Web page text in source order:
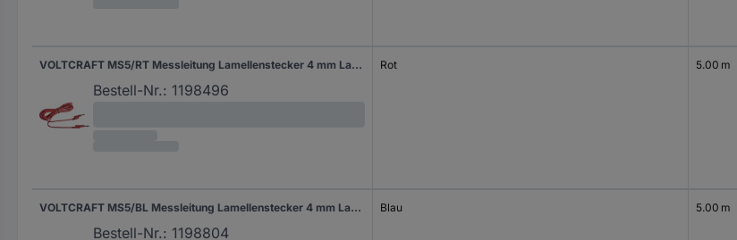
VOLTCRAFT MS5/RT Messleitung Lamellenstecker 4 mm Lamellenstecker 4 mm 5.00 m Rot 1 St.
Bestell-Nr.: 1198496
Rot 5.00 m
VOLTCRAFT MS5/BL Messleitung Lamellenstecker 4 mm Lamellenstecker 4 mm 5.00 m Blau 1 St.
Bestell-Nr.: 1198804
Blau 5.00 m